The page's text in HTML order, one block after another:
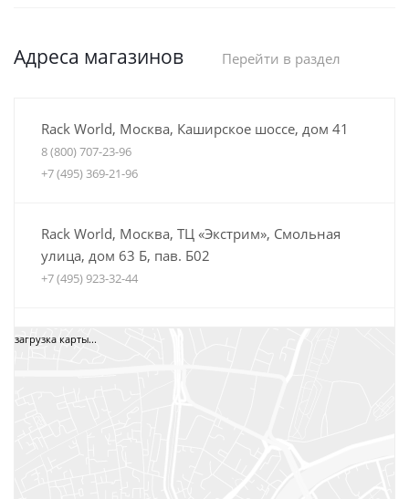
Адреса магазинов Перейти в раздел
Rack World, Москва, Каширское шоссе, дом 41
8 (800) 707-23-96
+7 (495) 369-21-96
Rack World, Москва, ТЦ «Экстрим», Смольная
улица, дом 63 Б, пав. Б02
+7 (495) 923-32-44
Автобагажники Boxteam.ru, ТЦ СпортЕХ, Москва,
загрузка карты...